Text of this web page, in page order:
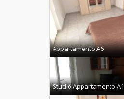
Appartamento A6
Studio Appartamento A1